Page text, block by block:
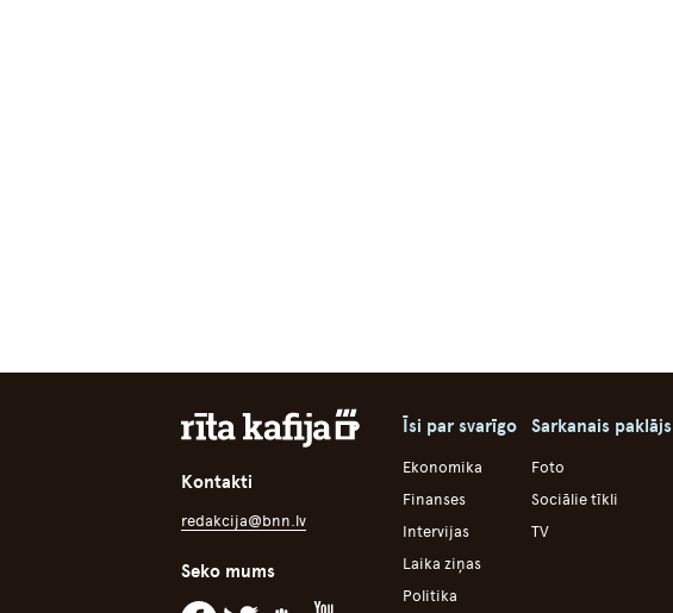
Kontakti
redakcija@bnn.lv
Seko mums
Īsi par svarīgo
Ekonomika
Finanses
Intervijas
Laika ziņas
Politika
Sarkanais paklājs
Foto
Sociālie tīkli
TV